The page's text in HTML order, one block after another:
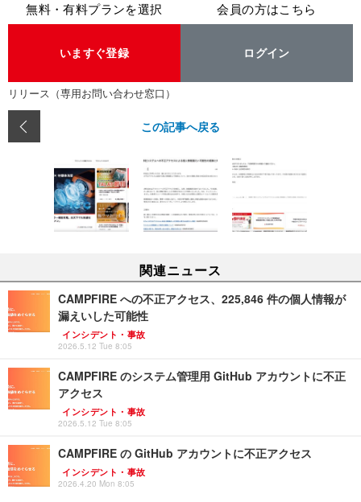
無料・有料プランを選択
いますぐ登録
会員の方はこちら
ログイン
リリース（専用お問い合わせ窓口）
この記事へ戻る
関連ニュース
CAMPFIRE への不正アクセス、225,846 件の個人情報が
漏えいした可能性
インシデント・事故
2026.5.12 Tue 8:05
CAMPFIRE のシステム管理用 GitHub アカウントに不正
アクセス
インシデント・事故
2026.5.12 Tue 8:05
CAMPFIRE の GitHub アカウントに不正アクセス
インシデント・事故
2026.4.20 Mon 8:05